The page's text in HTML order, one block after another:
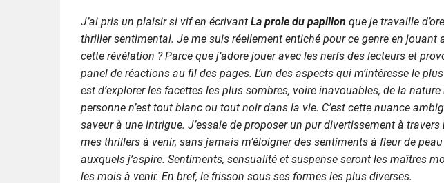
J’ai pris un plaisir si vif en écrivant La proie du papillon que je travaille
thriller sentimental. Je me suis réellement entiché pour ce genre en jouant
cette révélation ? Parce que j’adore jouer avec les nerfs des lecteurs et
panel de réactions au fil des pages. L’un des aspects qui m’intéresse le
est d’explorer les facettes les plus sombres, voire inavouables, de la
personne n’est tout blanc ou tout noir dans la vie. C’est cette nuance
saveur à une intrigue. J’essaie de proposer un pur divertissement à travers
mes thrillers à venir, sans jamais m’éloigner des sentiments à fleur de
auxquels j’aspire. Sentiments, sensualité et suspense seront les maîtres
les mois à venir. En bref, le frisson sous ses formes les plus diverses.